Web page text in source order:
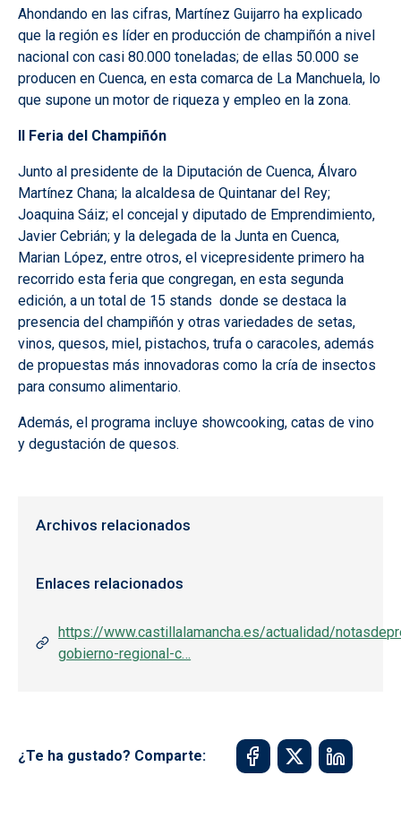
Ahondando en las cifras, Martínez Guijarro ha explicado
que la región es líder en producción de champiñón a nivel
nacional con casi 80.000 toneladas; de ellas 50.000 se
producen en Cuenca, en esta comarca de La Manchuela, lo
que supone un motor de riqueza y empleo en la zona.
II Feria del Champiñón
Junto al presidente de la Diputación de Cuenca, Álvaro
Martínez Chana; la alcaldesa de Quintanar del Rey;
Joaquina Sáiz; el concejal y diputado de Emprendimiento,
Javier Cebrián; y la delegada de la Junta en Cuenca,
Marian López, entre otros, el vicepresidente primero ha
recorrido esta feria que congregan, en esta segunda
edición, a un total de 15 stands donde se destaca la
presencia del champiñón y otras variedades de setas,
vinos, quesos, miel, pistachos, trufa o caracoles, además
de propuestas más innovadoras como la cría de insectos
para consumo alimentario.
Además, el programa incluye showcooking, catas de vino
y degustación de quesos.
Archivos relacionados
Enlaces relacionados
https://www.castillalamancha.es/actualidad/
gobierno-regional-c…
¿Te ha gustado? Comparte: